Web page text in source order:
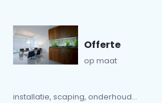
Offerte
op maat
installatie, scaping, onderhoud...